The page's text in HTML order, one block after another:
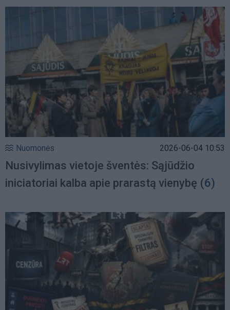
Nuomonės 2026-06-04 10:53
Nusivylimas vietoje šventės: Sąjūdžio
iniciatoriai kalba apie prarastą vienybę (6)